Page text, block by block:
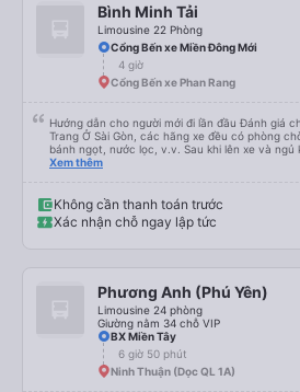
Bình Minh Tải
Limousine 22 Phòng
Cổng Bến xe Miền Đông Mới
4 giờ
Cổng Bến xe Phan Rang
Hướng dẫn cho người mới đi lần đầu Đánh giá
Trang Ở Sài Gòn, các hãng xe đều có phòng
bánh ngọt, nước lọc, v.v. Sau khi lên xe và ngủ
Nha Trang. Ở Nha Trang, các hãng xe có dịch
(nên dùng Google Translate và đưa cho họ
đón. Bạn không nên tin những người mặc áo
Nói về chất lượng xe thì tuyệt vời, xe được làm
Xem thêm
Không cần thanh toán trước
Xác nhận chỗ ngay lập tức
Phương Anh (Phú Yên)
Limousine 24 phòng
Giường nằm 34 chỗ VIP
BX Miền Tây
6 giờ 50 phút
Ninh Thuận (Dọc QL 1A)